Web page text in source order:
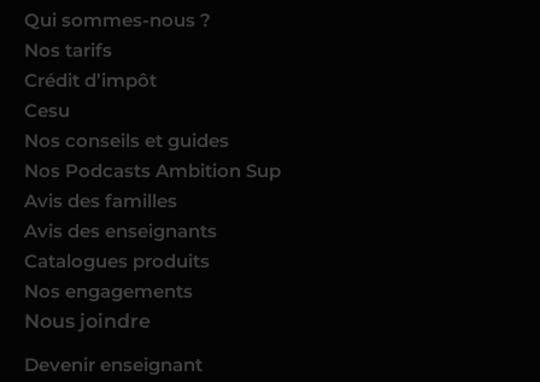
Qui sommes-nous ?
Nos tarifs
Crédit d’impôt
Cesu
Nos conseils et guides
Nos Podcasts Ambition Sup
Avis des familles
Avis des enseignants
Catalogues produits
Nos engagements
Nous joindre
Devenir enseignant